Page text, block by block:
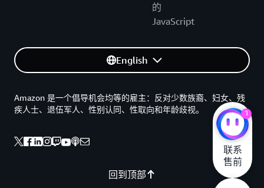
的
JavaScript
English
回到顶部
Amazon 是一个倡导机会均等的雇主：反对少数族裔、妇女、残
疾人士、退伍军人、性别认同、性取向和年龄歧视。
1
联系
售前